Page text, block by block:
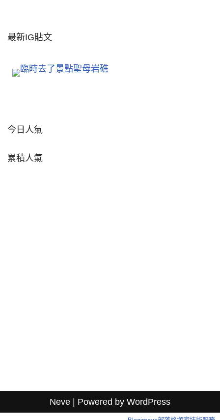
最新IG貼文
今日人氣
累積人氣
Neve | Powered by WordPress